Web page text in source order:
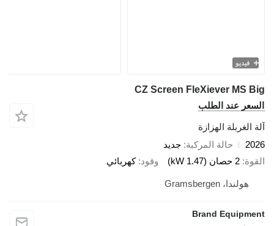
فيديو
CZ Screen FleXiever MS
عند الطلب
الغربلة الهزازة
حالة المركبة جديد
2 حصان (1.47 kW) وقود كهربائي
هولندا، Gramsbergen
Brand